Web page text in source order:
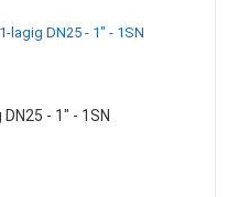
- 1" - 1SN